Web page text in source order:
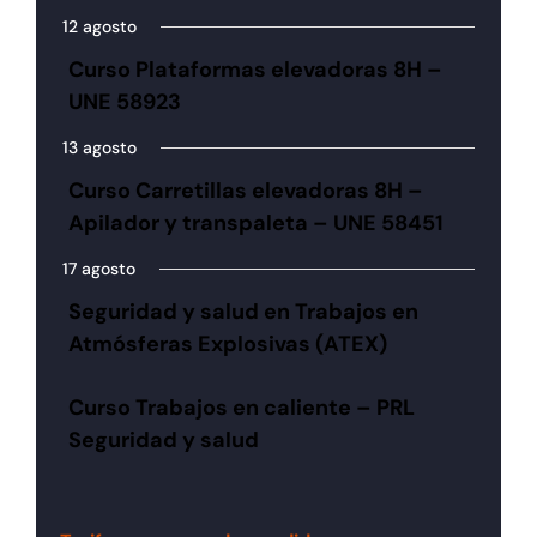
12 agosto
Curso Plataformas elevadoras 8H –
UNE 58923
13 agosto
Curso Carretillas elevadoras 8H –
Apilador y transpaleta – UNE 58451
17 agosto
Seguridad y salud en Trabajos en
Atmósferas Explosivas (ATEX)
Curso Trabajos en caliente – PRL
Seguridad y salud